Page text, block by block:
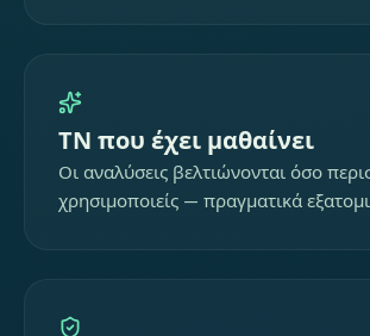
ΤΝ που έχει μαθαίνει
Οι αναλύσεις βελτιώνονται όσο
χρησιμοποιείς — πραγματικά